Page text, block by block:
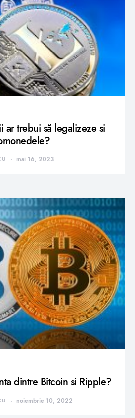
ar trebui să legalizeze si
mai 16, 2023
dintre Bitcoin si Ripple?
noiembrie 10, 2022